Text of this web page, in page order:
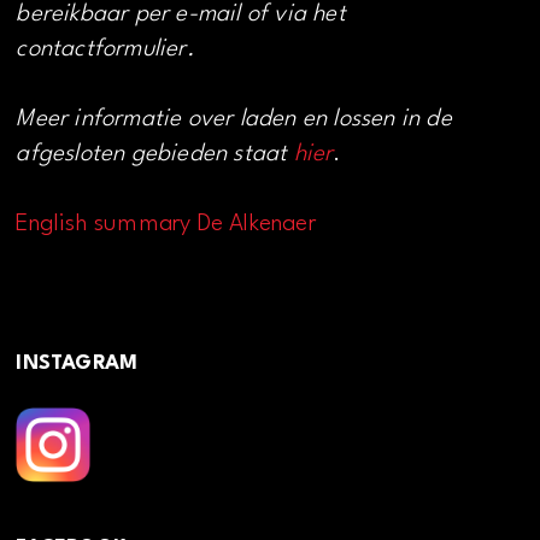
bereikbaar per e-mail of via het
contactformulier.
Meer informatie over laden en lossen in de
afgesloten gebieden staat hier.
English summary De Alkenaer
INSTAGRAM